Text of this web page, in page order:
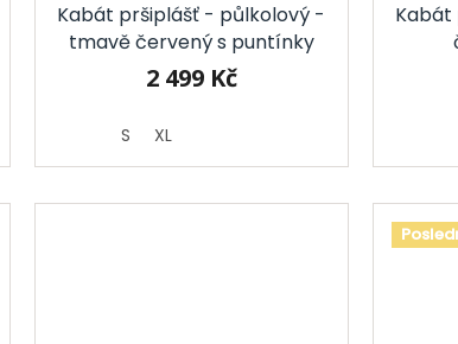
Kabát pršiplášť - půlkolový -
tmavě červený s puntínky
2 499 Kč
S XL